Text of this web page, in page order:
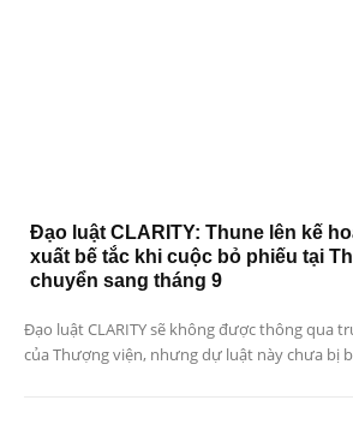
Đạo luật CLARITY: Thune lên kế
xuất bế tắc khi cuộc bỏ phiếu tại
chuyển sang tháng 9
Đạo luật CLARITY sẽ không được thông qua
của Thượng viện, nhưng dự luật này chưa bị